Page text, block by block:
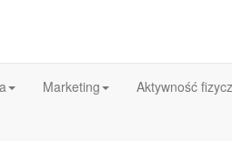
Marketing Aktywność